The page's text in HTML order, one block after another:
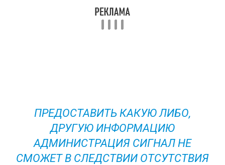
ПРЕДОСТАВИТЬ КАКУЮ ЛИБО,
ДРУГУЮ ИНФОРМАЦИЮ
АДМИНИСТРАЦИЯ СИГНАЛ НЕ
СМОЖЕТ В СЛЕДСТВИИ ОТСУТСТВИЯ